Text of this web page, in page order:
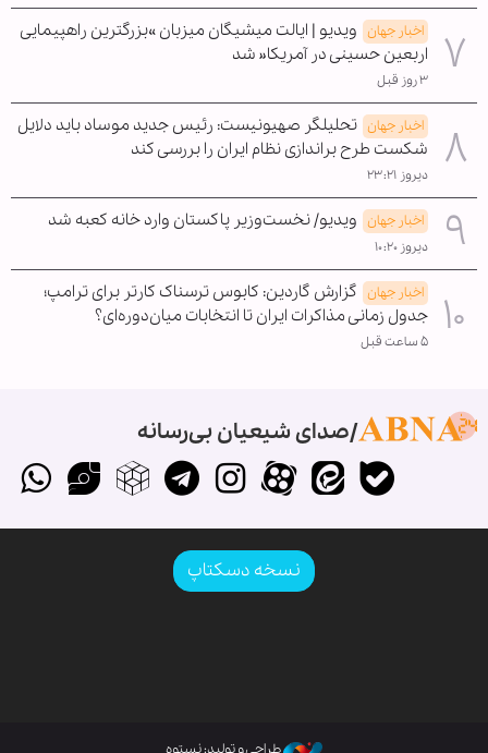
اخبار جهان ویدیو | ایالت میشیگان میزبان »بزرگترین راهپیمایی
اربعین حسینی در آمریکا« شد
۳ روز قبل
اخبار جهان تحلیلگر صهیونیست: رئیس جدید موساد باید دلایل
شکست طرح براندازی نظام ایران را بررسی کند
دیروز ۲۳:۲۱
اخبار جهان ویدیو/ نخست‌وزیر پاکستان وارد خانه کعبه شد
دیروز ۱۰:۲۰
اخبار جهان گزارش گاردین: کابوس ترسناک کارتر برای ترامپ؛
جدول زمانی مذاکرات ایران تا انتخابات میان‌دوره‌ای؟
۵ ساعت قبل
صدای شیعیان بی‌رسانه
نسخه دسکتاپ
طراحی و تولید: نستوه